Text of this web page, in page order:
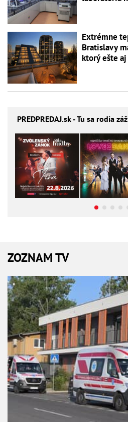
Extrémne
Bratislavy
ktorý ešte
PREDPREDAJ.sk - Tu sa rodia
ZOZNAM TV